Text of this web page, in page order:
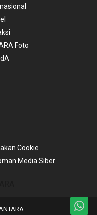
Foto
Cookie
Media Siber